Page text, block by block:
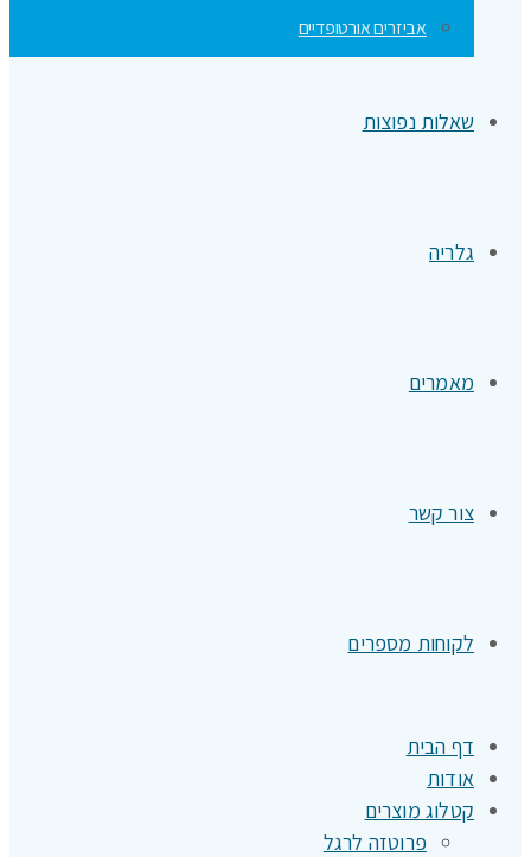
אביזרים אורטופדיים
שאלות נפוצות
גלריה
מאמרים
צור קשר
לקוחות מספרים
דף הבית
אודות
קטלוג מוצרים
פרוטזה לרגל